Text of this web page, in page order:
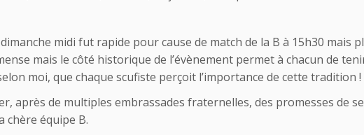
midi fut rapide pour cause de match de la B à 15h30 mais
mais le côté historique de l’évènement permet à chacun de
moi, que chaque scufiste perçoit l’importance de cette tradition !
après de multiples embrassades fraternelles, des promesses de
chère équipe B.